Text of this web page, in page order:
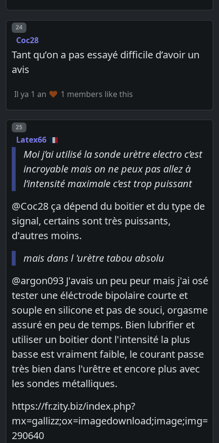
Post number
24
Coc28
Tant qu’on a pas essayé difficile d’avoir un
avis
Il ya 1 an 1 members like this
Post number
25
Latex66
Moi j’ai utilisé la sonde urètre electro c’est
incroyable mais on ne peux pas allez à
l’intensité maximale c’est trop puissant
@Coc28 ça dépend du boitier et du type de
signal, certains sont très puissants,
d'autres moins.
mais dans l 'urètre tabou absolu
@argon093 J'avais un peu peur mais j'ai osé
tester une éléctrode bipolaire courte et
souple en silicone et pas de souci, orgasme
assuré en peu de temps. Bien lubrifier et
utiliser un boitier dont l'intensité la plus
basse est vraiment faible, le courant passe
très bien dans l'urêtre et encore plus avec
les sondes métalliques.
https://fr.zity.biz/index.php?
mx=gallizz;ox=imagedownload;image;img=
290640